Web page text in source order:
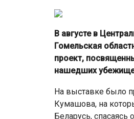
В августе в
Гомельская
проект,
нашедших убежище
На выставке было
Кумашова, на
Беларусь,